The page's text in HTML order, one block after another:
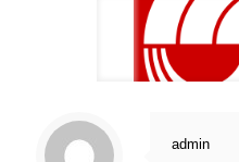
admin